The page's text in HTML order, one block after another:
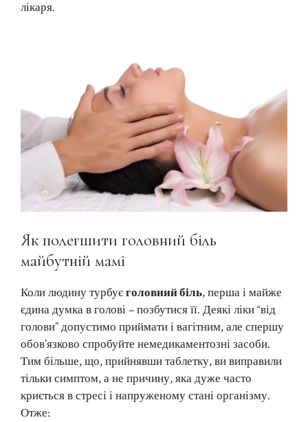
лікаря.
Як полегшити головний біль
майбутній мамі
Коли людину турбуєголовний біль, перша і майже
єдина думка в голові – позбутися її. Деякі ліки “від
голови” допустимо приймати і вагітним, але спершу
обов’язково спробуйте немедикаментозні засоби.
Тим більше, що, прийнявши таблетку, ви виправили
тільки симптом, а не причину, яка дуже часто
криється в стресі і напруженому стані організму.
Отже: